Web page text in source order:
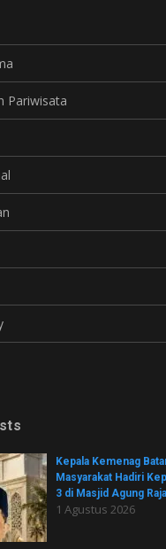
Pariwisata
Kepala Kemenag
Masyarakat Hadiri
3 di Masjid Agung
1 Agustus 2026